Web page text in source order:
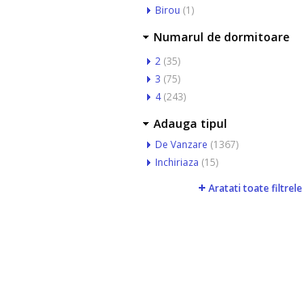
Birou (1)
Numarul de dormitoare
2 (35)
3 (75)
4(243)
Adauga tipul
De Vanzare (1367)
Inchiriaza (15)
Aratati toate filtrele